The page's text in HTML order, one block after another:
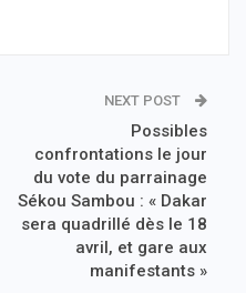
NEXT POST
Possibles
confrontations le jour
du vote du parrainage
Sékou Sambou : « Dakar
sera quadrillé dès le 18
avril, et gare aux
manifestants »